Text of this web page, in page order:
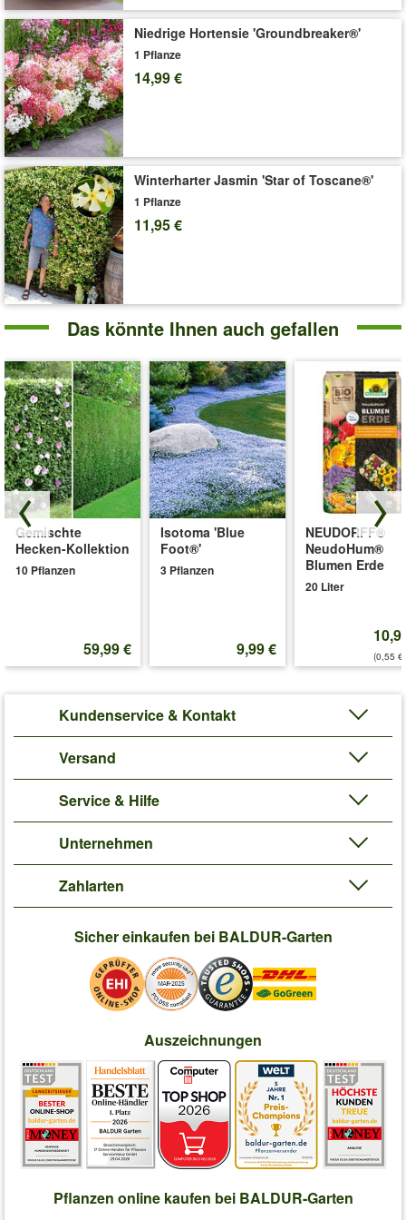
halbschattigen Standorten & sollten in einem Abstand von 30-40
cm eingepflanzt werden.
Art.-Nr.:41444
Liefergröße:9x9 cm-Topf, ca. 20-30 cm hoch
'Immergrüne Hecken-Kollektion'
Niedrige Hortensie 'Groundbreaker®'
1 Pflanze
14,99 €
Winterharter Jasmin 'Star of Toscane®'
1 Pflanze
11,95 €
Das könnte Ihnen auch gefallen
Gemischte
Hecken-Kollektion
10 Pflanzen
59,99 €
Isotoma 'Blue
Foot®'
3 Pflanzen
9,99 €
NEUDORFF®
NeudoHum®
Blumen Erde
20 Liter
(0,55
Kundenservice & Kontakt
Versand
Service & Hilfe
Unternehmen
Zahlarten
Sicher einkaufen bei BALDUR-Garten
Auszeichnungen
Pflanzen online kaufen bei BALDUR-Garten